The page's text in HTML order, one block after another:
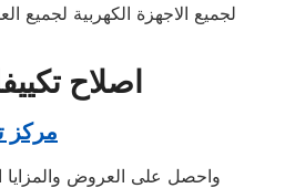
لجميع الاجهزة الكهربية
اصلاح
مركز
واحصل على العروض